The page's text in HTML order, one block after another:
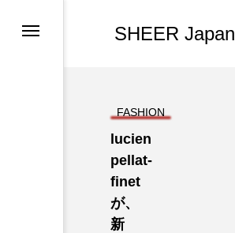
SHEER Japan
FASHION
lucien
pellat-
finet
が、
新